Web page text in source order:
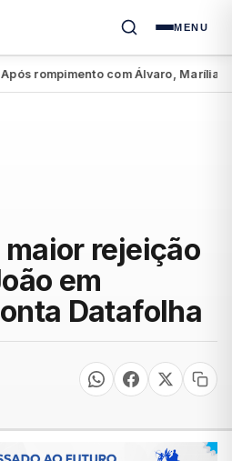
MENU
rompimento com Álvaro, Marília
rejeição
em
Datafolha